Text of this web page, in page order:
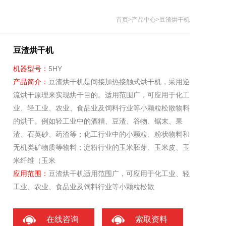
首页>产品中心>豆渣烘干机
豆渣烘干机
机器型号： 5HY
产品简介： 豆渣烘干机是间接加热接触式烘干机，采用逆
流烘干原理来实现烘干目的。适用范围广，可应用于化工
业、轻工业、农业、食品业及饲料行业等小颗粒松散物料
的烘干。例如轻工业中的酒糟、豆渣、谷物、锯末、果
渣、石英砂、药渣等；化工行业中的小颗粒、粉状物料和
无机类矿物质等物料；淀粉行业的玉米胚芽、玉米皮、玉
米纤维（玉米
应用范围： 豆渣烘干机适用范围广，可应用于化工业、轻
工业、农业、食品业及饲料行业等小颗粒松散
在线咨询 索取资料